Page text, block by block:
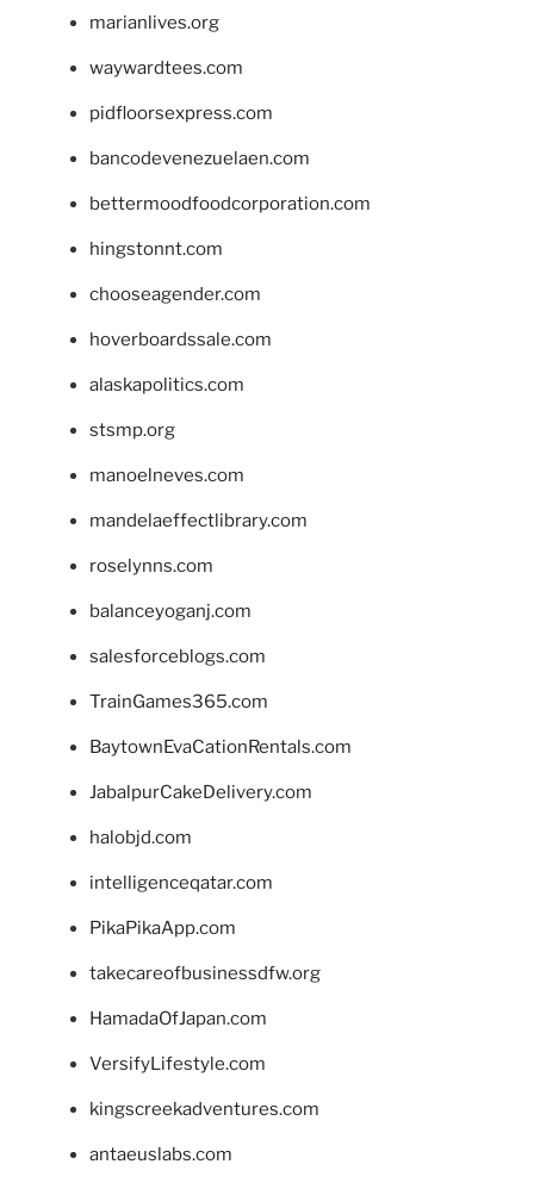
marianlives.org
waywardtees.com
pidfloorsexpress.com
bancodevenezuelaen.com
bettermoodfoodcorporation.com
hingstonnt.com
chooseagender.com
hoverboardssale.com
alaskapolitics.com
stsmp.org
manoelneves.com
mandelaeffectlibrary.com
roselynns.com
balanceyoganj.com
salesforceblogs.com
TrainGames365.com
BaytownEvaCationRentals.com
JabalpurCakeDelivery.com
halobjd.com
intelligenceqatar.com
PikaPikaApp.com
takecareofbusinessdfw.org
HamadaOfJapan.com
VersifyLifestyle.com
kingscreekadventures.com
antaeuslabs.com